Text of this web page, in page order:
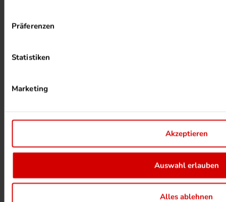
Präferenzen
Statistiken
Marketing
Akzeptieren
Auswahl erlauben
Alles ablehnen
HEIZUNG PER ABWÄRME